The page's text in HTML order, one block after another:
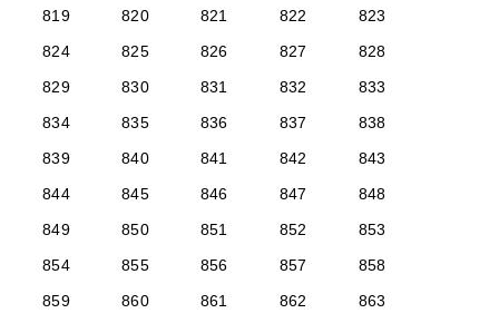
819
820 821 822
823
824
825 826 827
828
829
830 831 832
833
834
835 836 837
838
839
840 841 842
843
844
845 846 847
848
849
850 851 852
853
854
855 856 857
858
859
860 861 862
863